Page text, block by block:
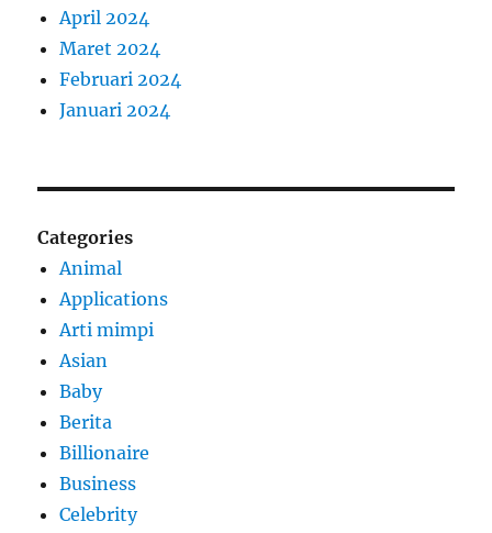
April 2024
Maret 2024
Februari 2024
Januari 2024
Categories
Animal
Applications
Arti mimpi
Asian
Baby
Berita
Billionaire
Business
Celebrity